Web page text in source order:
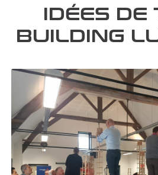
IDÉES DE
BUILDING